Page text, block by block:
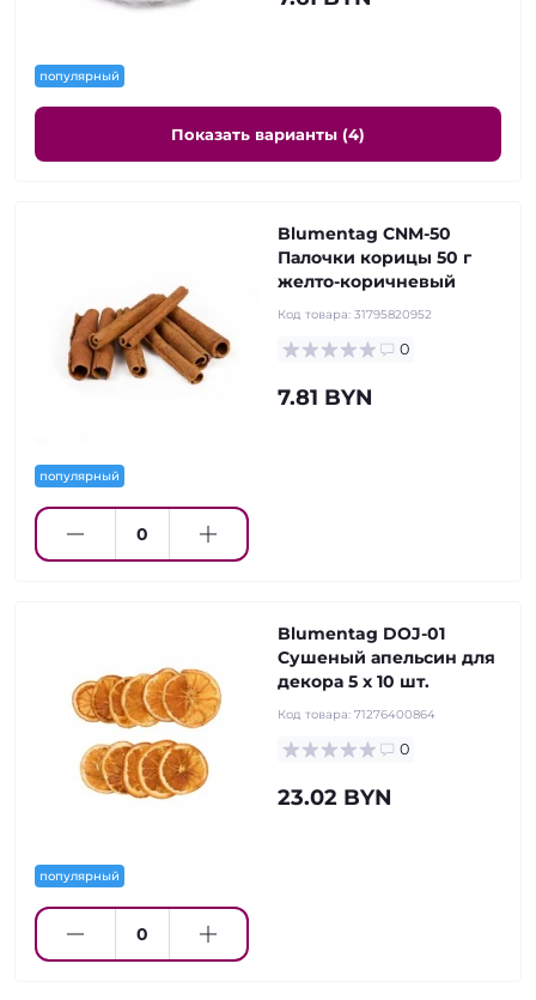
популярный
Показать варианты (4)
популярный
Blumentag CNM-50
Палочки корицы 50 г
желто-коричневый
Код товара: 31795820952
0
7.81 BYN
популярный
Blumentag DOJ-01
Сушеный апельсин для
декора 5 х 10 шт.
Код товара: 71276400864
0
23.02 BYN